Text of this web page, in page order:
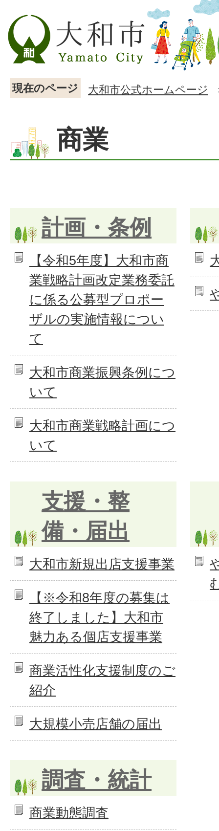
現在のページ 大和市公式ホームページ
商業
計画・条例
【令和5年度】大和市商
業戦略計画改定業務委託
に係る公募型プロポー
ザルの実施情報につい
て
大和市商業振興条例につ
いて
大和市商業戦略計画につ
いて
支援・整
備・届出
大和市新規出店支援事業
【※令和8年度の募集は
終了しました】大和市
魅力ある個店支援事業
商業活性化支援制度のご
紹介
大規模小売店舗の届出
調査・統計
商業動態調査